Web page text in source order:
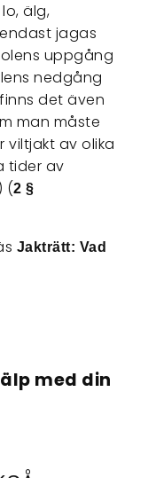
älg,
jagas
uppgång
nedgång
det även
man måste
viltjakt av olika
tider av
(2 §
Jakträtt: Vad
med din